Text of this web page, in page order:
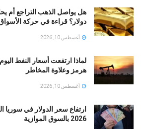
دولار؟ قراءة في حركة
أغسطس 10, 2026
لماذا ارتفعت أسعار النفط
هرمز وعلاوة المخاطر
أغسطس 10, 2026
2026 بالسوق الموازية